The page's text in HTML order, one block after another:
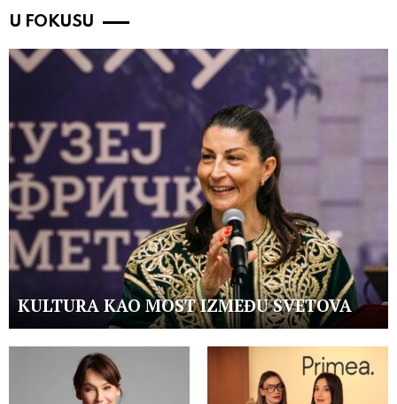
U FOKUSU
KULTURA KAO MOST IZMEĐU SVETOVA